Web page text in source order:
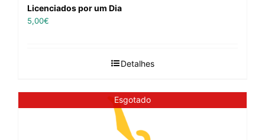
Licenciados por um Dia
5,00€
Detalhes
Esgotado